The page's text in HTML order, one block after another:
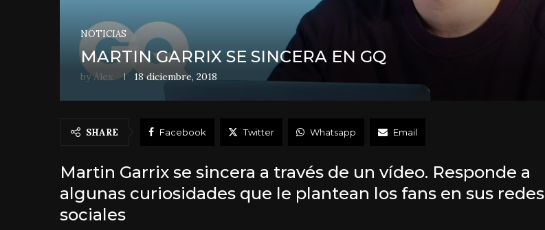
NOTICIAS
MARTIN GARRIX SE SINCERA EN GQ
byÁlex 18 diciembre, 2018
SHARE Facebook Twitter Whatsapp Email
Martin Garrix se sincera a través de un vídeo. Responde a
algunas curiosidades que le plantean los fans en sus redes
sociales